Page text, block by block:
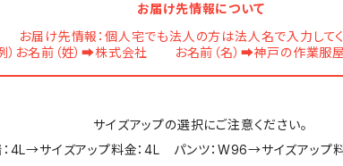
お届け先情報について
お届け先情報：個人宅でも法人の方は法人名で入力して
）お名前（姓）➡株式会社 お名前（名）➡神戸の作業服
サイズアップの選択にご注意ください。
：4L→サイズアップ料金：4L パンツ：W96→サイズアップ